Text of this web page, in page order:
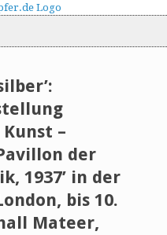
–
der
1937’ in der
bis 10.
Mateer,